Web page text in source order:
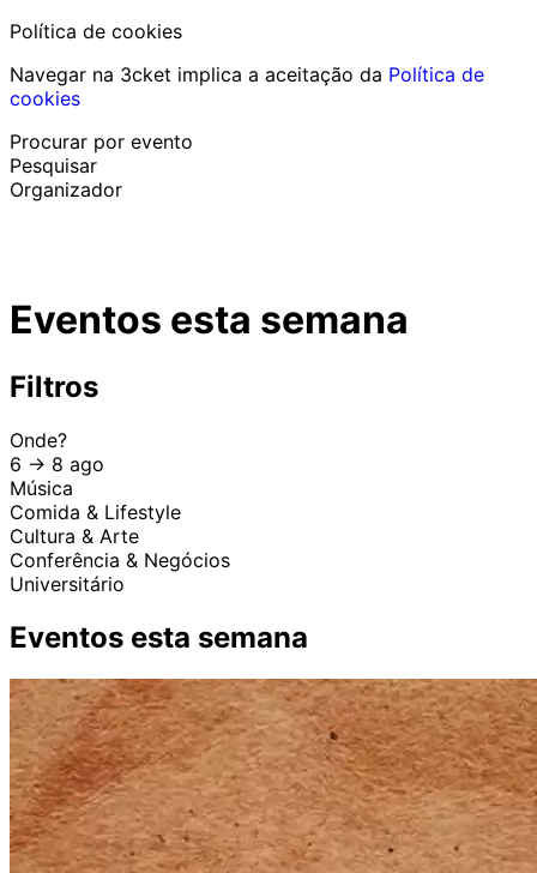
Política de cookies
Navegar na 3cket implica a aceitação da Política de
cookies
Procurar por evento
Pesquisar
Organizador
Ajuda ao participantePerdi o meu bilhete
Eventos esta semana
Filtros
Onde?
6 -> 8 ago
Música
Comida & Lifestyle
Cultura & Arte
Conferência & Negócios
Universitário
Eventos esta semana